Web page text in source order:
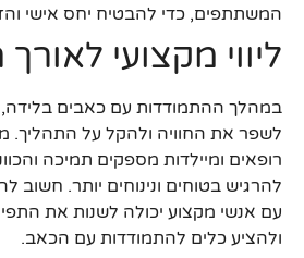
המשתתפים, כדי להבטיח יחס אישי
ליווי מקצועי
במהלך ההתמודדות עם כאבים בלידה,
לשפר את החוויה ולהקל על התהליך.
רופאים ומיילדות מספקים תמיכה
להרגיש בטוחים ונינוחים יותר. חשוב
עם אנשי מקצוע יכולה לשנות את
ולהציע כלים להתמודדות עם הכאב.